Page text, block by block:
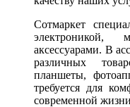
Сотмаркет
аксессуарами. В
различных
планшеты,
требуется для
современной